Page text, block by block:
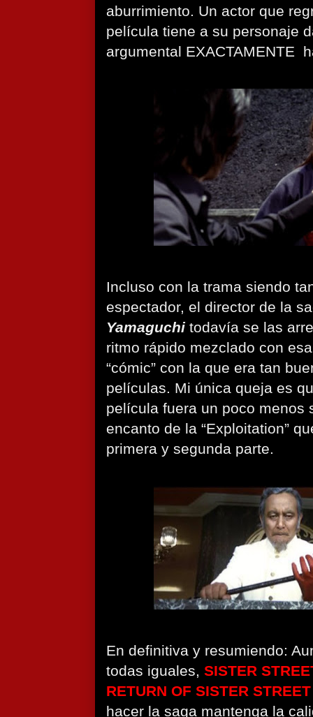
aburrimiento. Un actor que
película tiene a su personaje
argumental EXACTAMENTE
Incluso con la trama siendo
espectador, el director de la
Yamaguchi todavía se las
ritmo rápido mezclado con
“cómic” con la que era tan
películas. Mi única queja es
película fuera un poco menos
encanto de la “Exploitation”
primera y segunda parte.
En definitiva y resumiendo:
todas iguales, SISTER
RETURN OF SISTER
hacer la saga mantenga la